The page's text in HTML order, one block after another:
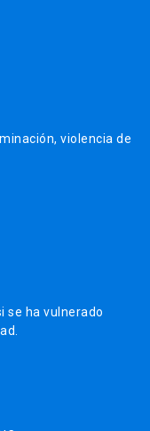
violencia de
se ha vulnerado